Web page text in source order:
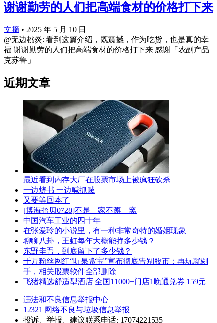
谢谢勤劳的人们把高端食材的价格打下来
文摘 • 2025 年 5 月 10 日
@无边桃炎: 看到这篇介绍，既震撼，作为吃货，也是真的幸
福 谢谢勤劳的人们把高端食材的价格打下来 感谢「农副产品
克苏鲁」
近期文章
最近看到内存大厂在股票市场上被疯狂砍杀
一边烧书 一边喊抓贼
又要等回本了
[博海拾贝0728]不是一家不蹲一窝
中国汽车工业的四十年
在张爱玲的小说里，有一种非常奇特的婚姻现象
聊聊八卦，王虹每年大概能挣多少钱？
东野圭吾，到底留下了多少钱？
千万粉丝网红“听泉赏宝”宣布彻底告别股市：再玩就剁
手，相关股票软件全部删除
飞猪精选舒适型酒店 全国11000+门店1晚通兑券 159元
违法和不良信息举报中心
12321 网络不良与垃圾信息举报
投诉、举报、建议联系电话: 17074221535